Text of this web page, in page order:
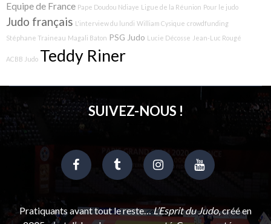
Equipe de France Pape Doudou Ndiaye Ligue de la Réunion Pour le judo
Judo français L'interview du lundi William Cysique crowdfunding
Stéphane Traineau Magali Baton PSG Judo Lucie Décosse Jean-Luc Rougé
ACBB Judo Teddy Riner
SUIVEZ-NOUS !
Pratiquants avant tout le reste…L’Esprit du Judo, créé en